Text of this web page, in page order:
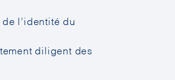
l’identité du
diligent des